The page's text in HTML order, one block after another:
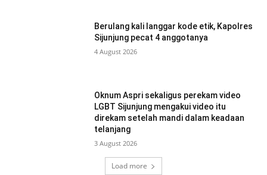
Berulang kali langgar kode etik, Kapolres
Sijunjung pecat 4 anggotanya
4 August 2026
Oknum Aspri sekaligus perekam video
LGBT Sijunjung mengakui video itu
direkam setelah mandi dalam keadaan
telanjang
3 August 2026
Load more